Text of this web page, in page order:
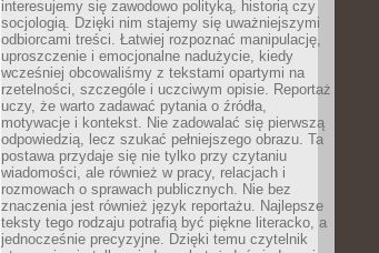
interesujemy się zawodowo polityką, historią czy
socjologią. Dzięki nim stajemy się uważniejszymi
odbiorcami treści. Łatwiej rozpoznać manipulację,
uproszczenie i emocjonalne nadużycie, kiedy
wcześniej obcowaliśmy z tekstami opartymi na
rzetelności, szczególe i uczciwym opisie. Reportaż
uczy, że warto zadawać pytania o źródła,
motywacje i kontekst. Nie zadowalać się pierwszą
odpowiedzią, lecz szukać pełniejszego obrazu. Ta
postawa przydaje się nie tylko przy czytaniu
wiadomości, ale również w pracy, relacjach i
rozmowach o sprawach publicznych. Nie bez
znaczenia jest również język reportażu. Najlepsze
teksty tego rodzaju potrafią być piękne literacko, a
jednocześnie precyzyjne. Dzięki temu czytelnik